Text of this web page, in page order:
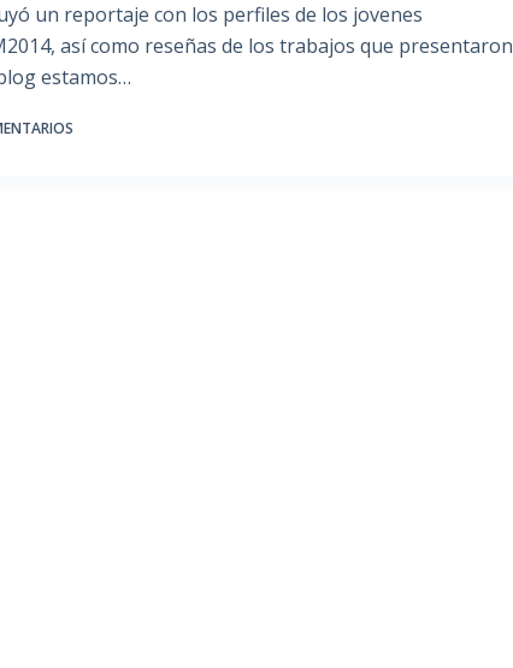
un reportaje con los perfiles de los jovenes
así como reseñas de los trabajos que presentaron
estamos…